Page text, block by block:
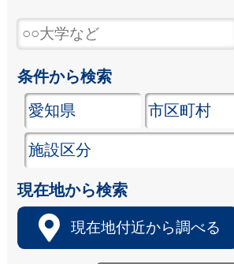
条件から検索
現在地から検索
現在地付近から調べる